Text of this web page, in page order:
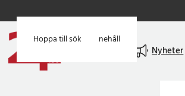
Hoppa till huvudinnehåll
Hoppa till sök
Nyheter